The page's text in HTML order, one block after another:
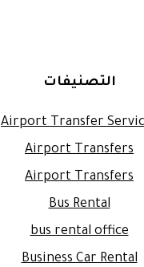
التصنيفات
Airport Transfer
Airport Transfers
Airport Transfers
Bus Rental
bus rental office
Business Car Rental